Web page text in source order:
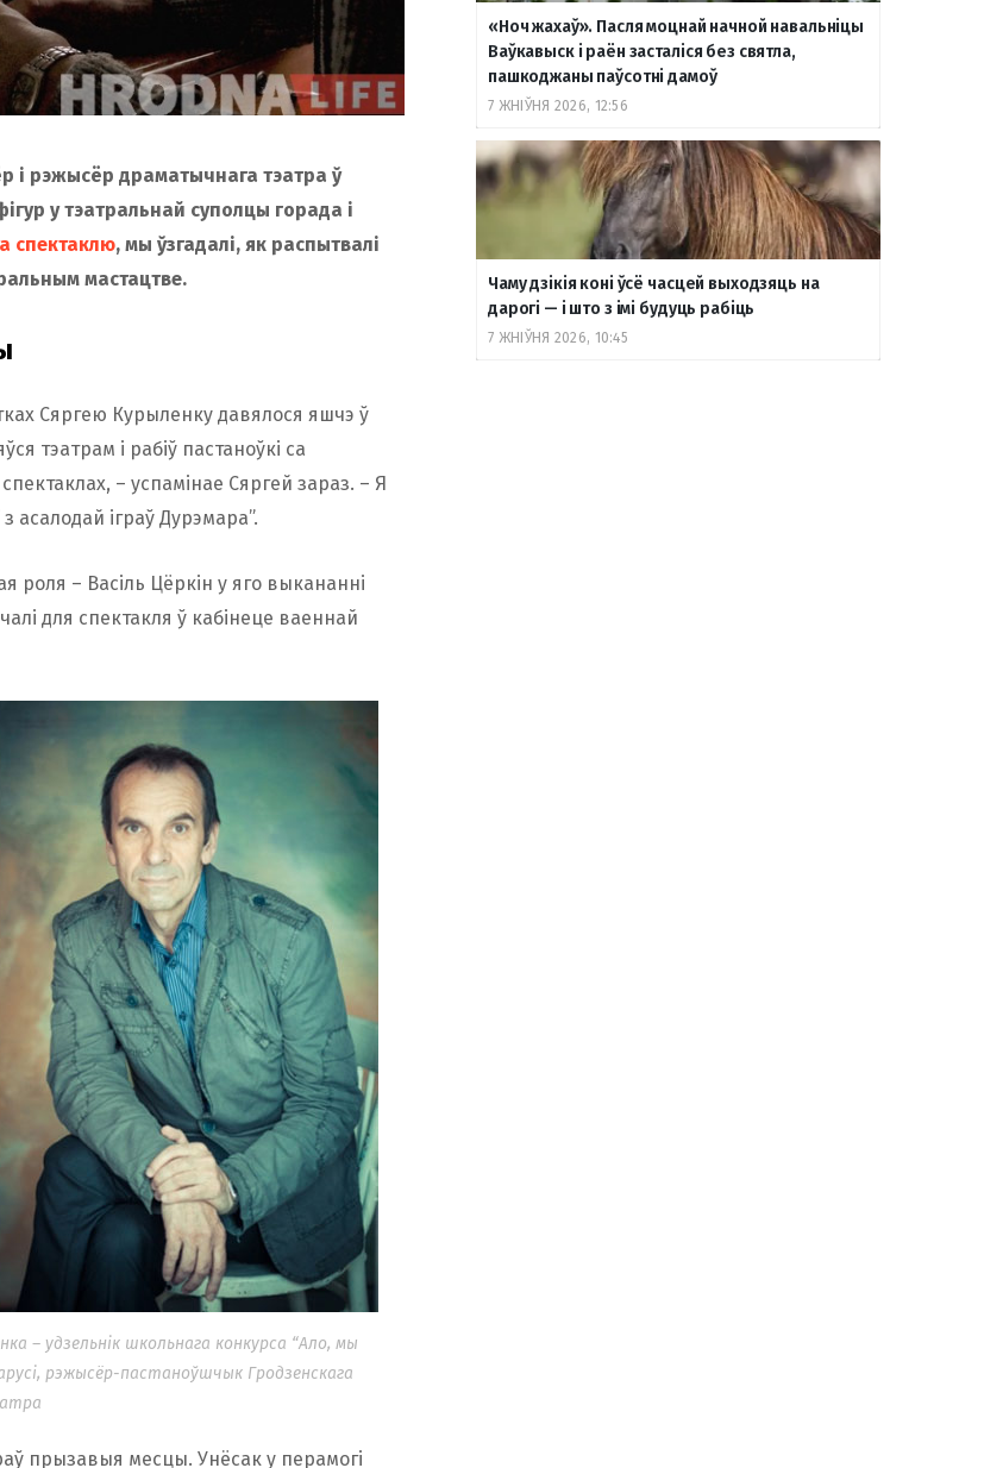
і рэжысёр драматычнага тэатра ў
у тэатральнай суполцы горада і
спектаклю, мы ўзгадалі, як распытвалі
мастацтве.
Сяргею Курыленку давялося яшчэ ў
тэатрам і рабіў пастаноўкі са
– успамінае Сяргей зараз. – Я
асалодай іграў Дурэмара”.
роля – Васіль Цёркін у яго выкананні
для спектакля ў кабінеце ваеннай
– удзельнік школьнага конкурса “Ало, мы
рэжысёр-пастаноўшчык Гродзенскага
прызавыя месцы. Унёсак у перамогі
«Ноч жахаў». Пасля моцнай начной навальніцы
Ваўкавыск і раён засталіся без святла,
пашкоджаны паўсотні дамоў
7 ЖНІЎНЯ 2026, 12:56
Чаму дзікія коні ўсё часцей выходзяць на
дарогі — і што з імі будуць рабіць
7 ЖНІЎНЯ 2026, 10:45